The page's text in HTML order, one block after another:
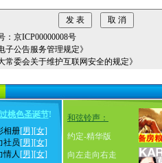
：京ICP00000008号
子公告服务管理规定》
常委会关于维护互联网安全的规定》
桃色圣诞节!
相册[男][女]
社员[男][女]
情人 [男][女]
和弦铃声：
约定-精华版
向左走向右走